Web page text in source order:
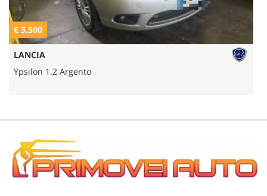
€ 3.500
LANCIA
Ypsilon 1.2 Argento